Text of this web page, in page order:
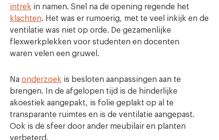
intrek in namen. Snel na de opening regende het
klachten. Het was er rumoerig, met te veel inkijk en de
ventilatie was niet op orde. De gezamenlijke
flexwerkplekken voor studenten en docenten
waren velen een gruwel.
Na onderzoek is besloten aanpassingen aan te
brengen. In de afgelopen tijd is de hinderlijke
akoestiek aangepakt, is folie geplakt op al te
transparante ruimtes en is de ventilatie aangepast.
Ook is de sfeer door ander meubilair en planten
verbeterd.